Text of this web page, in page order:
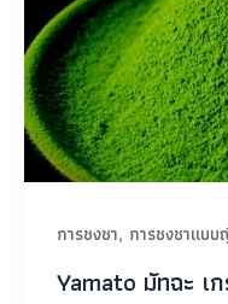
การชงชา, การชงชาแบ
Yamato มัทฉะ เ